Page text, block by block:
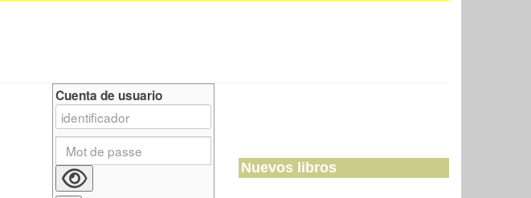
Cuenta de usuario
Nuevos libros